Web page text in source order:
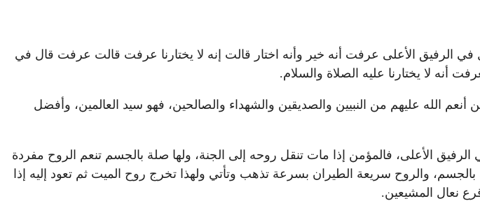
الرفيق الأعلى عرفت أنه خير وأنه اختار قالت إنه لا يختارنا عرفت قالت عرفت قال في
أنه لا يختارنا عليه الصلاة والسلام.
الله عليهم من النبيين والصديقين والشهداء والصالحين، فهو سيد العالمين، وأفضل
الرفيق الأعلى، فالمؤمن إذا مات تنقل روحه إلى الجنة، ولها صلة بالجسم تنعم الروح مفردة
والروح سريعة الطيران بسرعة تذهب وتأتي ولهذا تخرج روح الميت ثم تعود إليه إذا
نعال المشيعين.